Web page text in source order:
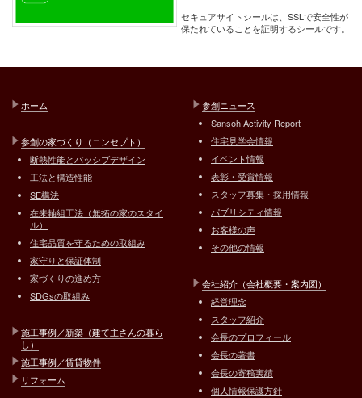
セキュアサイトシールは、SSLで安全性が
保たれていることを証明するシールです。
ホーム
参創の家づくり（コンセプト）
断熱性能とパッシブデザイン
工法と構造性能
SE構法
在来軸組工法（無拓の家のスタイ
ル）
住宅品質を守るための取組み
家守りと保証体制
家づくりの進め方
SDGsの取組み
施工事例／新築（建て主さんの暮ら
し）
施工事例／賃貸物件
リフォーム
参創ニュース
Sansoh Activity Report
住宅見学会情報
イベント情報
表彰・受賞情報
スタッフ募集・採用情報
パブリシティ情報
お客様の声
その他の情報
会社紹介（会社概要・案内図）
経営理念
スタッフ紹介
会長のプロフィール
会長の著書
会長の寄稿実績
個人情報保護方針